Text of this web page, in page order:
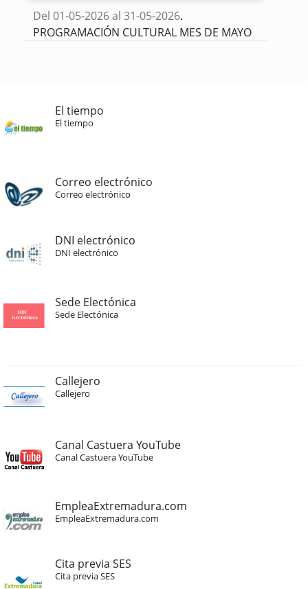
Del 01-05-2026 al 31-05-2026.
PROGRAMACIÓN CULTURAL MES DE MAYO
El tiempo
El tiempo
Correo electrónico
Correo electrónico
DNI electrónico
DNI electrónico
Sede Electónica
Sede Electónica
Callejero
Callejero
Canal Castuera YouTube
Canal Castuera YouTube
EmpleaExtremadura.com
EmpleaExtremadura.com
Cita previa SES
Cita previa SES